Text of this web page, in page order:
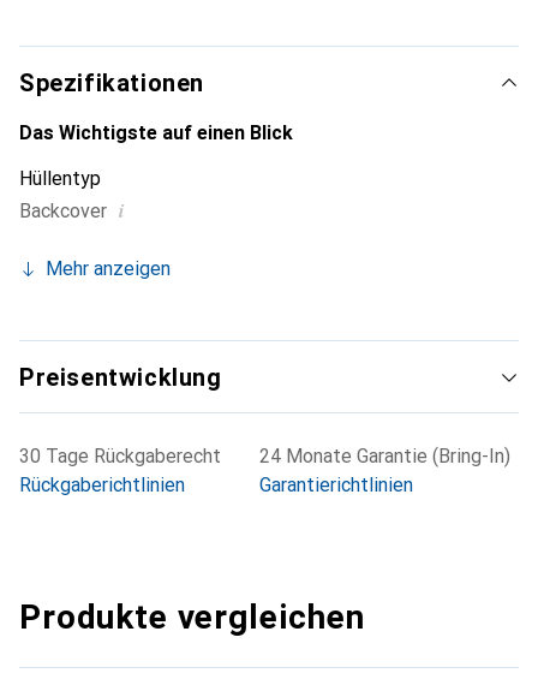
die Marke Noreve eine zuverlässige Wahl für eine
anspruchsvolle Kundschaft.
Spezifikationen
Das Wichtigste auf einen Blick
Hüllentyp
Backcover i
Mehr anzeigen
Preisentwicklung
30 Tage Rückgaberecht
Rückgaberichtlinien
24 Monate Garantie (Bring-In)
Garantierichtlinien
Produkte vergleichen